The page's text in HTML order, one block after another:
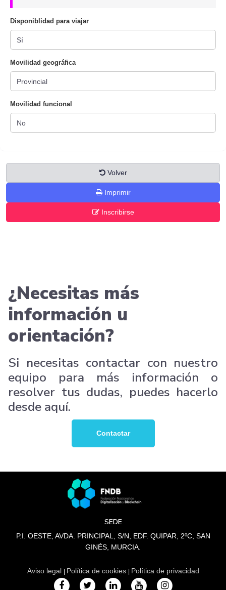
Disponiblidad para viajar
Movilidad geográfica
Movilidad funcional
Volver
Imprimir
Inscribirse
¿Necesitas más
información u
orientación?
Si necesitas contactar con nuestro
equipo para más información o
resolver tus dudas, puedes hacerlo
desde aquí.
Contactar
SEDE
P.I. OESTE, AVDA. PRINCIPAL, S/N, EDF. QUIPAR, 2ºC, SAN
GINÉS, MURCIA.
Aviso legal | Política de cookies | Política de privacidad